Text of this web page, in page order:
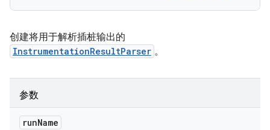
创建将用于解析插桩输出的
InstrumentationResultParser 。
参数
runName